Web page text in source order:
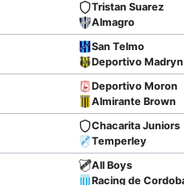
Tristan Suarez
Almagro
San Telmo
Deportivo Madryn
Deportivo Moron
Almirante Brown
Chacarita Juniors
Temperley
All Boys
Racing de